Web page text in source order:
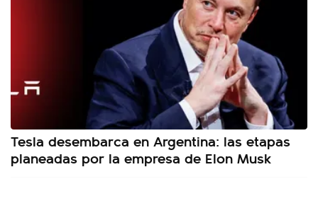
Tesla desembarca en Argentina: las etapas
planeadas por la empresa de Elon Musk